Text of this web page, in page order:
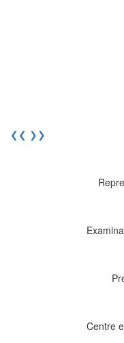
❮❮ ❯❯
Centre